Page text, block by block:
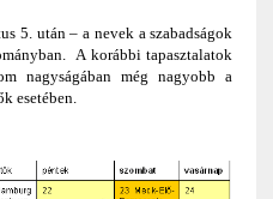
5. után – a nevek a szabadságok
A korábbi tapasztalatok
nagyságában még nagyobb a
esetében.